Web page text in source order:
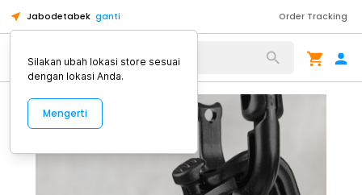
Jabodetabek ganti Order Tracking
Alat Kopi
Silakan ubah lokasi store sesuai
dengan lokasi Anda.
Mengerti